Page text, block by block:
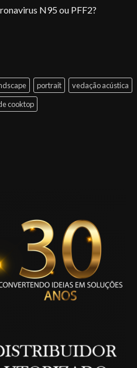
N95 ou PFF2?
portrait
vedação acústica
cooktop